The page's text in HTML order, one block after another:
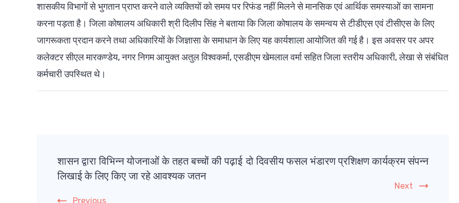
शासकीय विभागों से भुगतान प्राप्त करने वाले व्यक्तियों को समय पर रिफंड नहीं मिलने से मानसिक एवं आर्थिक समस्याओं का सामना
करना पड़ता है। जिला कोषालय अधिकारी श्री दिलीप सिंह ने बताया कि जिला कोषालय के समन्वय से टीडीएस एवं टीसीएस के लिए
जागरूकता प्रदान करने तथा अधिकारियों के जिज्ञासा के समाधान के लिए यह कार्यशाला आयोजित की गई है। इस अवसर पर अपर
कलेक्टर सीएल मारकण्डेय, नगर निगम आयुक्त अतुल विश्वकर्मा, एसडीएम खेमलाल वर्मा सहित जिला स्तरीय अधिकारी, लेखा से संबंधित
कर्मचारी उपस्थित थे।
Navigation
शासन द्वारा विभिन्न योजनाओं के तहत बच्चों की पढ़ाई
लिखाई के लिए किए जा रहे आवश्यक जतन
Previous
दो दिवसीय फसल भंडारण प्रशिक्षण कार्यक्रम संपन्न
Next